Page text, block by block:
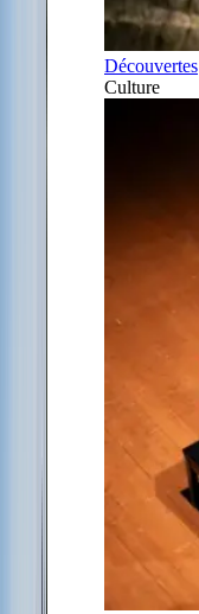
Découvertes
Culture